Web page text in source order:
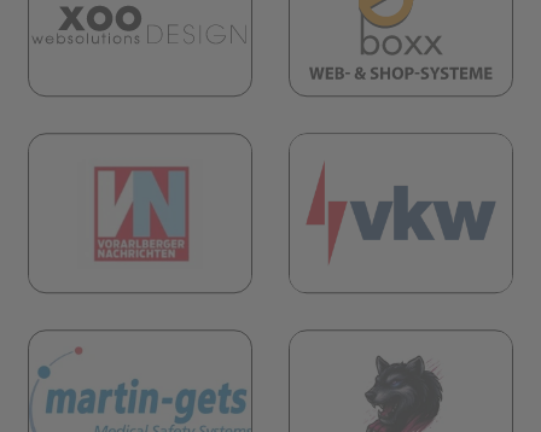
in neuem Tab) (öffnet in neuem Tab)
in neuem Tab) (öffnet in neuem Tab)
in neuem Tab)
(öffnet in neuem Tab)